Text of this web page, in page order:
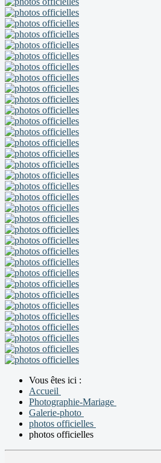
Vous êtes ici :
Accueil
Photographie-Mariage
Galerie-photo
photos officielles
photos officielles